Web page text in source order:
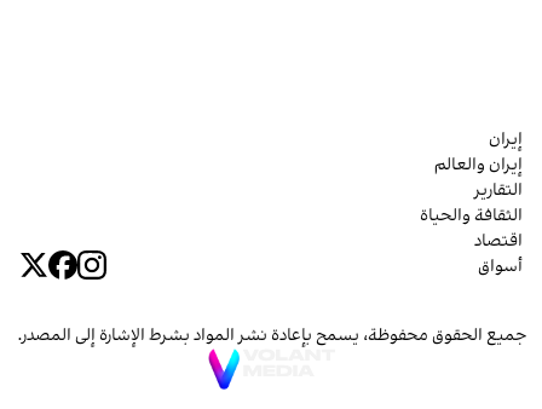
إيران
إيران والعالم
التقارير
الثقافة والحياة
اقتصاد
أسواق
جميع الحقوق محفوظة، يسمح بإعادة نشر المواد بشرط الإشارة إلى المصدر.